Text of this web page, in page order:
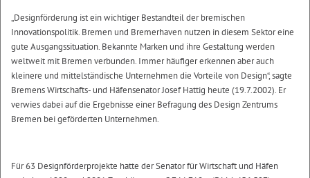
„Designförderung ist ein wichtiger Bestandteil der bremischen
Innovationspolitik. Bremen und Bremerhaven nutzen in diesem Sektor eine
gute Ausgangssituation. Bekannte Marken und ihre Gestaltung werden
weltweit mit Bremen verbunden. Immer häufiger erkennen aber auch
kleinere und mittelständische Unternehmen die Vorteile von Design“, sagte
Bremens Wirtschafts- und Häfensenator Josef Hattig heute (19.7.2002). Er
verwies dabei auf die Ergebnisse einer Befragung des Design Zentrums
Bremen bei geförderten Unternehmen.
Für 63 Designförderprojekte hatte der Senator für Wirtschaft und Häfen